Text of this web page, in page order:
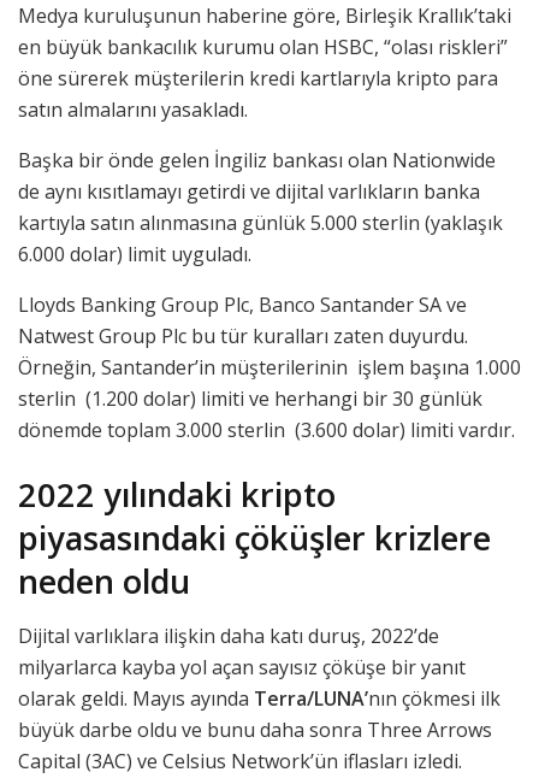
Medya kuruluşunun haberine göre, Birleşik Krallık’taki
en büyük bankacılık kurumu olan HSBC, “olası riskleri”
öne sürerek müşterilerin kredi kartlarıyla kripto para
satın almalarını yasakladı.
Başka bir önde gelen İngiliz bankası olan Nationwide
de aynı kısıtlamayı getirdi ve dijital varlıkların banka
kartıyla satın alınmasına günlük 5.000 sterlin (yaklaşık
6.000 dolar) limit uyguladı.
Lloyds Banking Group Plc, Banco Santander SA ve
Natwest Group Plc bu tür kuralları zaten duyurdu.
Örneğin, Santander’in müşterilerinin işlem başına 1.000
sterlin (1.200 dolar) limiti ve herhangi bir 30 günlük
dönemde toplam 3.000 sterlin (3.600 dolar) limiti vardır.
2022 yılındaki kripto
piyasasındaki çöküşler krizlere
neden oldu
Dijital varlıklara ilişkin daha katı duruş, 2022’de
milyarlarca kayba yol açan sayısız çöküşe bir yanıt
olarak geldi. Mayıs ayında Terra/LUNA’nın çökmesi ilk
büyük darbe oldu ve bunu daha sonra Three Arrows
Capital (3AC) ve Celsius Network’ün iflasları izledi.